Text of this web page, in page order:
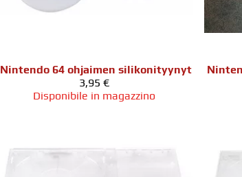
Nintendo 64 ohjaimen silikonityynyt
3,95 €
Disponibile in magazzino